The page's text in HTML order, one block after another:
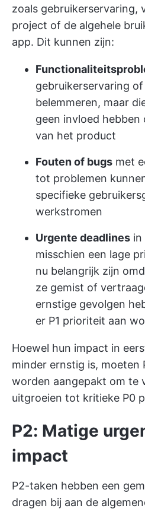
zoals gebruikerservaring,
project of de algehele
app. Dit kunnen zijn:
gebruikerservaring
belemmeren, maar
geen invloed
van het product
Fouten of bugs met
tot problemen
specifieke
werkstromen
Urgente deadlines in
misschien een lage
nu belangrijk zijn
ze gemist of
ernstige gevolgen
er P1 prioriteit aan
Hoewel hun impact in
minder ernstig is, moeten
worden aangepakt om te
uitgroeien tot kritieke P0
P2: Matige
impact
P2-taken hebben een
dragen bij aan de